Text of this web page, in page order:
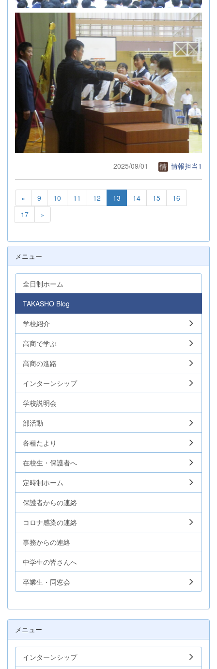
2025/09/01 情報担当1
« 9 10 11 12 13 14 15
16
17
»
メニュー
全日制ホーム
TAKASHO Blog
学校紹介
高商で学ぶ
高商の進路
インターンシップ
学校説明会
部活動
各種たより
在校生・保護者へ
定時制ホーム
保護者からの連絡
コロナ感染の連絡
事務からの連絡
中学生の皆さんへ
卒業生・同窓会
メニュー
インターンシップ